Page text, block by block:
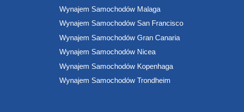
Wynajem Samochodów Malaga
Wynajem Samochodów San Francisco
Wynajem Samochodów Gran Canaria
Wynajem Samochodów Nicea
Wynajem Samochodów Kopenhaga
Wynajem Samochodów Trondheim